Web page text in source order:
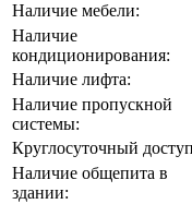
Наличие мебели:
Наличие
кондиционирования:
Наличие лифта:
Наличие пропускной
системы:
Круглосуточный
Наличие общепита в
здании: